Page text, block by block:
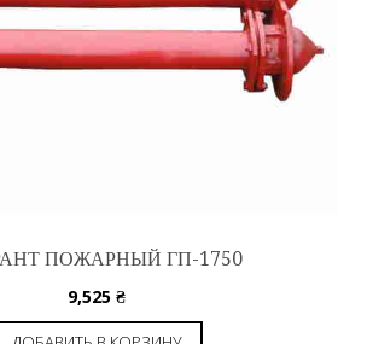
ПОЖАРНЫЙ ГП-1750
9,525 ₴